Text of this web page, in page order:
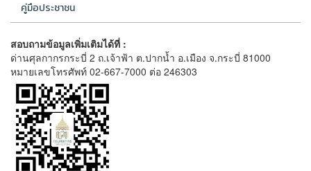
คู่มือประชาชน
สอบถามข้อมูลเพิ่มเติมได้ที่ :
ด่านศุลกากรกระบี่ 2 ถ.เจ้าฟ้า ต.ปากน้ำ อ.เมือง จ.กระบี่ 81000
หมายเลขโทรศัพท์ 02-667-7000 ต่อ 246303